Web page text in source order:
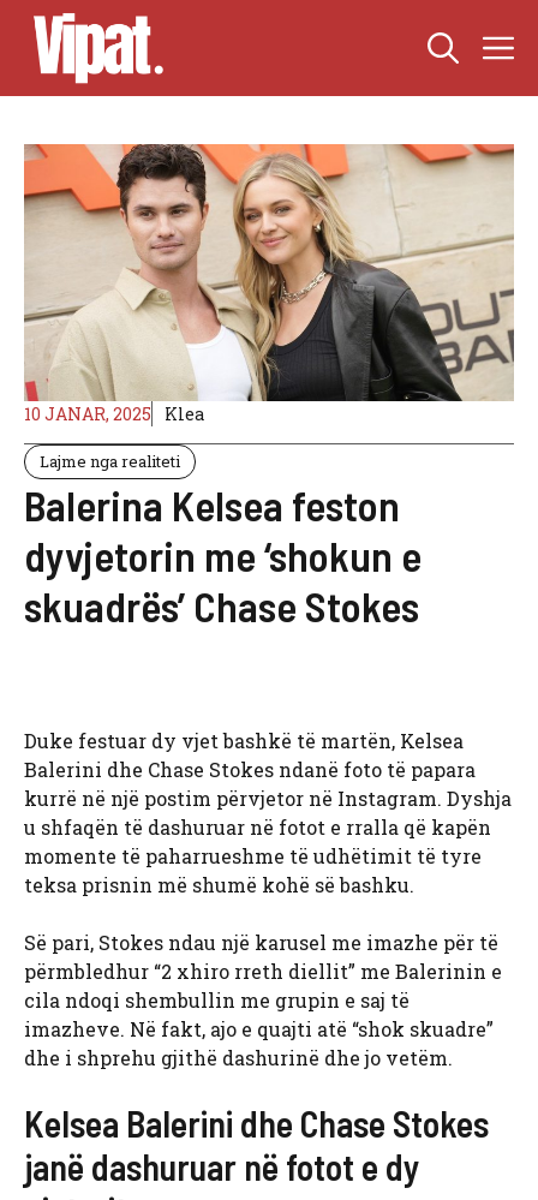
Skip
content
10 JANAR, 2025 Klea
Lajme nga realiteti
Balerina Kelsea feston
dyvjetorin me ‘shokun e
skuadrës’ Chase Stokes
Duke festuar dy vjet bashkë të martën, Kelsea
Balerini dhe Chase Stokes ndanë foto të papara
kurrë në një postim përvjetor në Instagram. Dyshja
u shfaqën të dashuruar në fotot e rralla që kapën
momente të paharrueshme të udhëtimit të tyre
teksa prisnin më shumë kohë së bashku.
Së pari, Stokes ndau një karusel me imazhe për të
përmbledhur “2 xhiro rreth diellit” me Balerinin e
cila ndoqi shembullin me grupin e saj të
imazheve. Në fakt, ajo e quajti atë “shok skuadre”
dhe i shprehu gjithë dashurinë dhe jo vetëm.
Kelsea Balerini dhe Chase Stokes
janë dashuruar në fotot e dy